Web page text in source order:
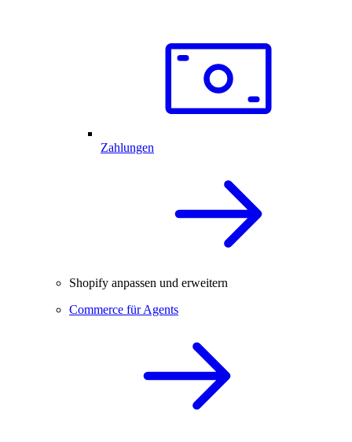
Zahlungen
Shopify anpassen und erweitern
Commerce für Agents